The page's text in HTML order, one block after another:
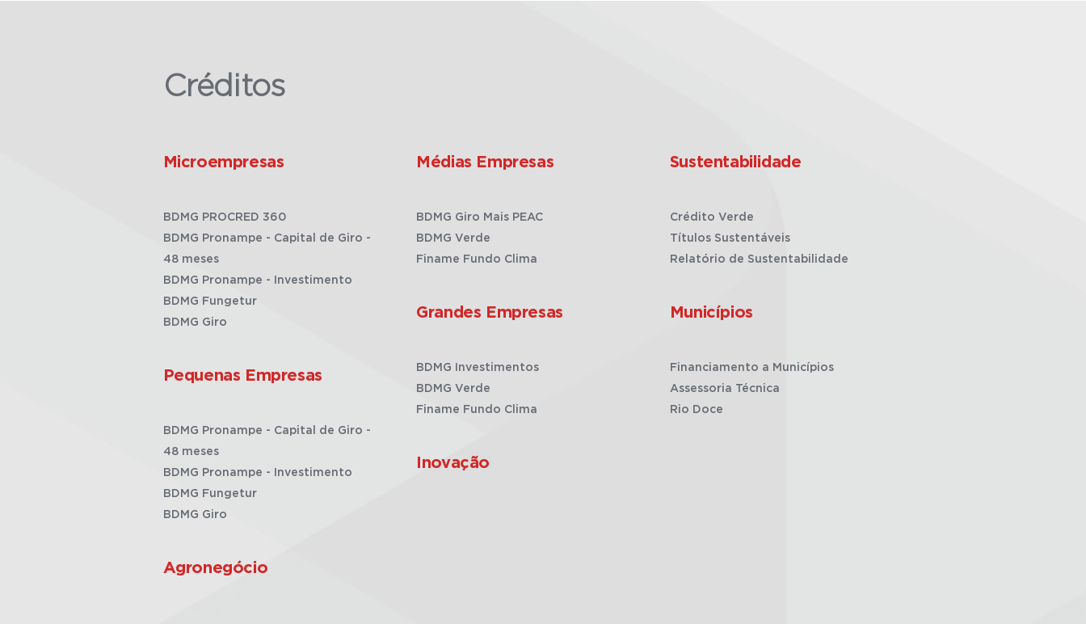
Créditos
Microempresas
BDMG PROCRED 360
BDMG Pronampe - Capital de Giro -
48 meses
BDMG Pronampe - Investimento
BDMG Fungetur
BDMG Giro
Pequenas Empresas
BDMG Pronampe - Capital de Giro -
48 meses
BDMG Pronampe - Investimento
BDMG Fungetur
BDMG Giro
Agronegócio
Médias Empresas
BDMG Giro Mais PEAC
BDMG Verde
Finame Fundo Clima
Grandes Empresas
BDMG Investimentos
BDMG Verde
Finame Fundo Clima
Inovação
Sustentabilidade
Crédito Verde
Títulos Sustentáveis
Relatório de Sustentabilidade
Municípios
Financiamento a Municípios
Assessoria Técnica
Rio Doce